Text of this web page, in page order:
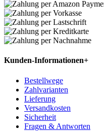
Kunden-Informationen+
Bestellwege
Zahlvarianten
Lieferung
Versandkosten
Sicherheit
Fragen & Antworten